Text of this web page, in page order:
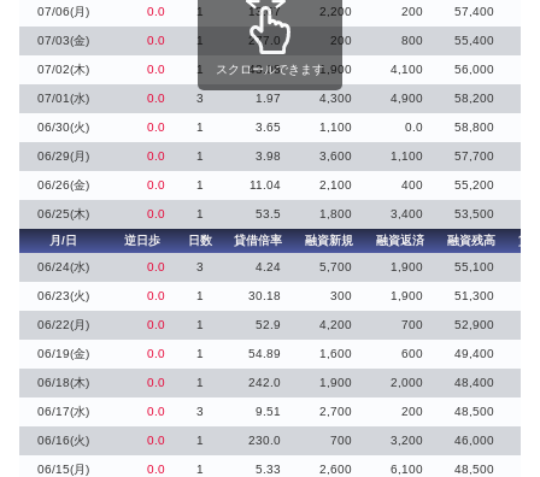
07/06(月) 0.0 1 13.67 2,200 200 57,400
07/03(金) 0.0 1 277.0 200 800 55,400
07/02(木) 0.0 1 43.08 1,900 4,100 56,000
07/01(水) 0.0 3 1.97 4,300 4,900 58,200
06/30(火) 0.0 1 3.65 1,100 0.0 58,800
06/29(月) 0.0 1 3.98 3,600 1,100 57,700
06/26(金) 0.0 1 11.04 2,100 400 55,200
06/25(木) 0.0 1 53.5 1,800 3,400
53,500
月/日
逆日歩 日数 貸借倍率 融資新規 融資返済 融資残高
貸
06/24(水)
0.0 3 4.24 5,700 1,900 55,100
06/23(火) 0.0 1 30.18 300 1,900 51,300
06/22(月) 0.0 1 52.9 4,200 700 52,900
06/19(金) 0.0 1 54.89 1,600 600 49,400
06/18(木) 0.0 1 242.0 1,900 2,000 48,400
06/17(水) 0.0 3 9.51 2,700 200 48,500
06/16(火) 0.0 1 230.0 700 3,200 46,000
06/15(月) 0.0 1 5.33 2,600 6,100 48,500
スクロールできます